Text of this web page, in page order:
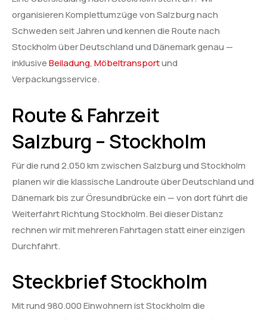
organisieren Komplettumzüge von Salzburg nach
Schweden seit Jahren und kennen die Route nach
Stockholm über Deutschland und Dänemark genau —
inklusiveBeiladung, Möbeltransportund
Verpackungsservice.
Route & Fahrzeit
Salzburg – Stockholm
Für die rund 2.050 km zwischen Salzburg und Stockholm
planen wir die klassische Landroute über Deutschland und
Dänemark bis zur Öresundbrücke ein — von dort führt die
Weiterfahrt Richtung Stockholm. Bei dieser Distanz
rechnen wir mit mehreren Fahrtagen statt einer einzigen
Durchfahrt.
Steckbrief Stockholm
Mit rund 980.000 Einwohnern ist Stockholm die